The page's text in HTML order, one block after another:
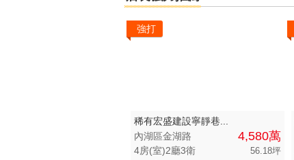
稀有宏盛建設寧靜巷...
內湖區金湖路
4,580萬
4房(室)2廳3衛 56.18坪
強打